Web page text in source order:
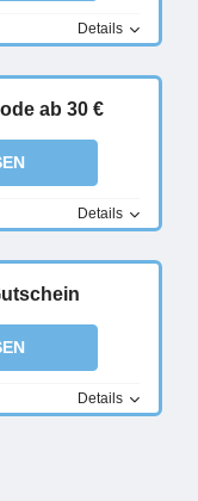
Details
ab 30 €
Details
Details